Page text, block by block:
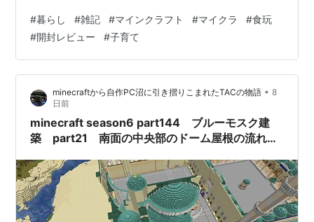
は気になる。 長男くんも昔はマインクラフトに夢中。 今
は次男坊が遊んでいます。 実は以前、次男坊が学校で使
う裁縫セットも、マインクラフトのクリーパーを選んだ
ほど、わが家はマイクラ好き（笑） www.happy-life-
sinmama.com そんな子どもたちより、実は一番…
#暮らし #雑記 #マインクラフト #マイクラ #食玩
#開封レビュー #子育て
minecraftから自作PC沼に引き摺りこまれたTACの物語 • 8
日前
minecraft season6 part144 ブルーモスク建
築 part21 南面の中央部のドーム屋根の流れを